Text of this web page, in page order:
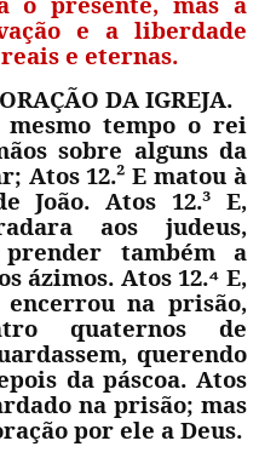
e a liberdade
e eternas.
DA IGREJA.
mesmo tempo o rei
sobre alguns da
Atos 12.² E matou à
João. Atos 12.³ E,
aos judeus,
prender também a
ázimos. Atos 12.⁴ E,
na prisão,
quaternos de
querendo
da páscoa. Atos
na prisão; mas
por ele a Deus.